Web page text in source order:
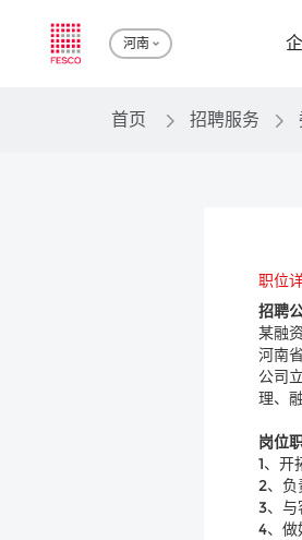
河南
首页 招聘服务
职位
招聘
某融
河南
公司
理、
岗位
1、开
2、负
3、与
4、做